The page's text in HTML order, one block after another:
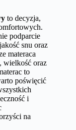
to decyzja,
podparcie
snu oraz
materaca
wielkość oraz
to
poświęcić
i
na